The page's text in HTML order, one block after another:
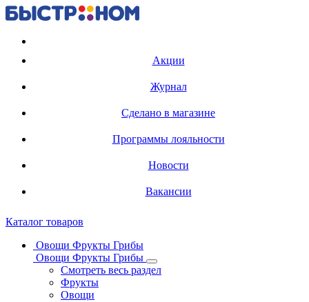
Акции
Журнал
Сделано в магазине
Программы лояльности
Новости
Вакансии
Каталог товаров
Овощи Фрукты Грибы
Овощи Фрукты Грибы
Смотреть весь раздел
Фрукты
Овощи